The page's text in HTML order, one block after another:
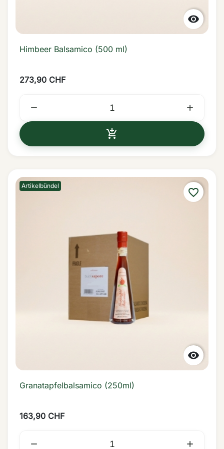

Himbeer Balsamico (500 ml)
273,90 CHF
 

Artikelbündel

favorite_border
Granatapfelbalsamico (250ml)
163,90 CHF
 